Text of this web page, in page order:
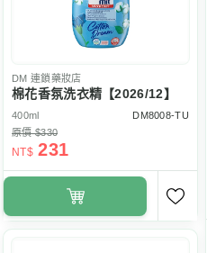
DM 連鎖藥妝店
棉花香氛洗衣精【2026/12】
400ml
DM8008-TU
原價 $330
NT$ 231